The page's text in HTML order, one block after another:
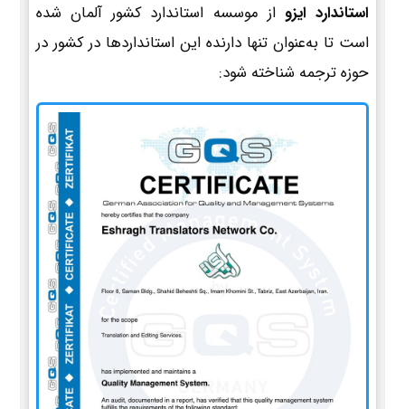
استاندارد ایزو از موسسه استاندارد کشور آلمان شده
است تا به‌عنوان تنها دارنده این استانداردها در کشور در
حوزه ترجمه شناخته شود: